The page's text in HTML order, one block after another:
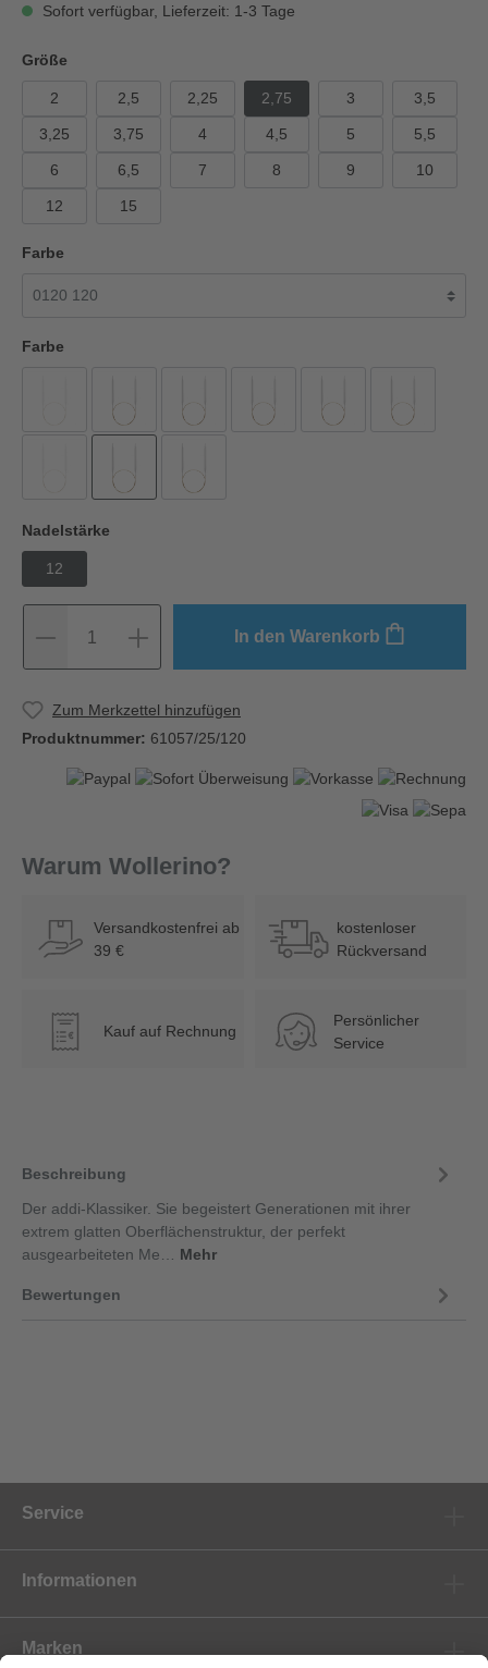
Sofort verfügbar, Lieferzeit: 1-3 Tage
Größe
2 2,5 2,25 2,75 3 3,5
3,25 3,75 4 4,5 5 5,5
6 6,5 7 8 9 10
12 15
Farbe
Farbe
Nadelstärke
12
1 In den Warenkorb
Zum Merkzettel hinzufügen
Produktnummer: 61057/25/120
Warum Wollerino?
Versandkostenfrei ab
39 €
kostenloser
Rückversand
€ Kauf auf Rechnung
Persönlicher
Service
Beschreibung
Der addi-Klassiker. Sie begeistert Generationen mit ihrer
extrem glatten Oberflächenstruktur, der perfekt
ausgearbeiteten Me… Mehr
Bewertungen
Service
Informationen
Marken